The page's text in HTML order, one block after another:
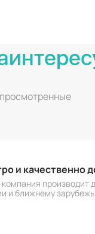
и качественно
производит
и ближнему